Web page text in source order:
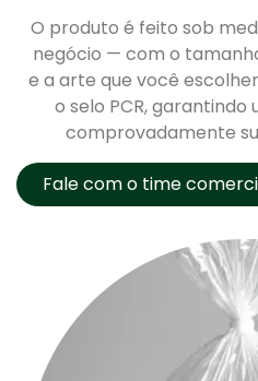
O produto é feito sob
negócio — com o
e a arte que você
o selo PCR, garantindo
comprovadamente
Fale com o time